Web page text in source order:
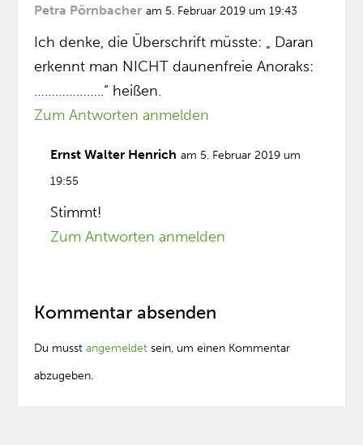
Petra Pörnbacher am 5. Februar 2019 um 19:43
Ich denke, die Überschrift müsste: „ Daran
erkennt man NICHT daunenfreie Anoraks:
………………..“ heißen.
Zum Antworten anmelden
Ernst Walter Henrich am 5. Februar 2019 um
19:55
Stimmt!
Zum Antworten anmelden
Kommentar absenden
Du musstangemeldet sein, um einen Kommentar
abzugeben.